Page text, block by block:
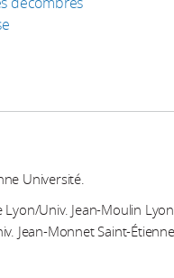
Université.
Lyon/Univ. Jean-Moulin
Jean-Monnet Saint-